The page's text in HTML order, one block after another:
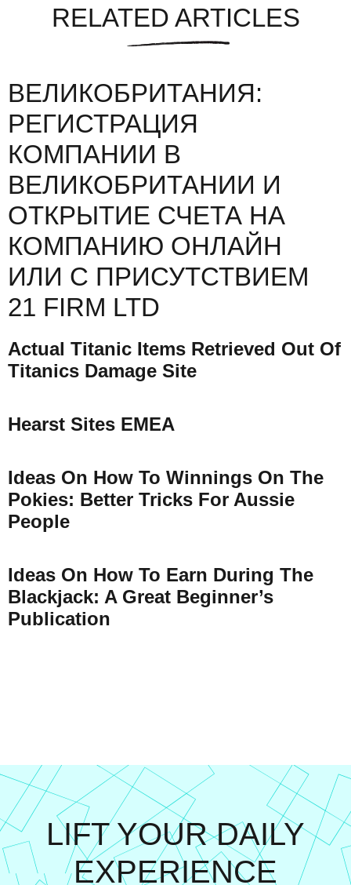
RELATED ARTICLES
ВЕЛИКОБРИТАНИЯ:
РЕГИСТРАЦИЯ
КОМПАНИИ В
ВЕЛИКОБРИТАНИИ И
ОТКРЫТИЕ СЧЕТА НА
КОМПАНИЮ ОНЛАЙН
ИЛИ С ПРИСУТСТВИЕМ
21 FIRM LTD
Actual Titanic Items Retrieved Out Of
Titanics Damage Site
Hearst Sites EMEA
Ideas On How To Winnings On The
Pokies: Better Tricks For Aussie
People
Ideas On How To Earn During The
Blackjack: A Great Beginner’s
Publication
LIFT YOUR DAILY
EXPERIENCE